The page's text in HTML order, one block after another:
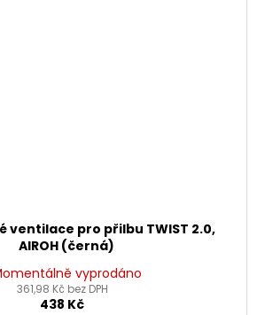
ventilace pro přilbu TWIST 2.0,
AIROH (černá)
vyprodáno
361,98 Kč bez DPH
438 Kč